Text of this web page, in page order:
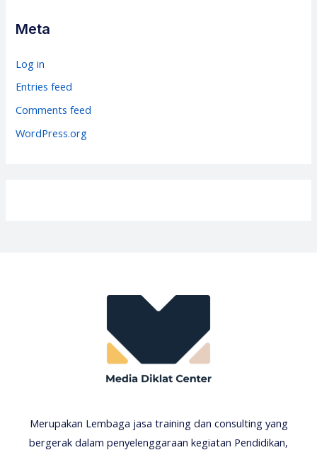
r
i
Meta
Log in
Entries feed
Comments feed
WordPress.org
Merupakan Lembaga jasa training dan consulting yang
bergerak dalam penyelenggaraan kegiatan Pendidikan,